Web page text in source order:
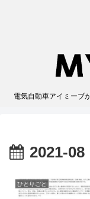
電気自動車アイミーブ
2021-08
ひとりごと